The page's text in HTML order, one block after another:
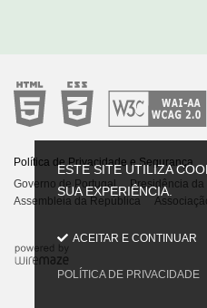
Política de Privacidade e Segurança
Governo de Portugal
Presidência
Assembleia da República